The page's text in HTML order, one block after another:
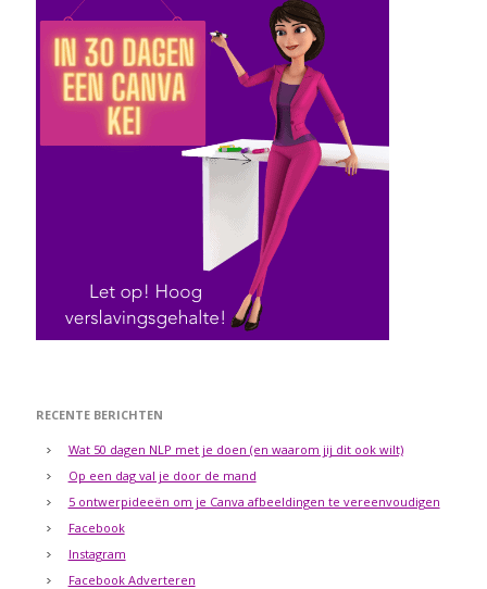
RECENTE BERICHTEN
Wat 50 dagen NLP met je doen (en waarom jij dit ook wilt)
Op een dag val je door de mand
5 ontwerpideeën om je Canva afbeeldingen te vereenvoudigen
Facebook
Instagram
Facebook Adverteren